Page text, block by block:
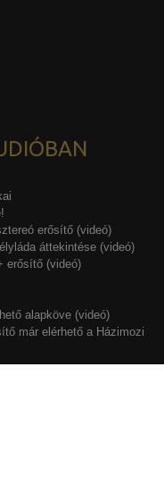
erősítő (videó)
áttekintése (videó)
erősítő (videó)
alapköve (videó)
már elérhető a Házimozi